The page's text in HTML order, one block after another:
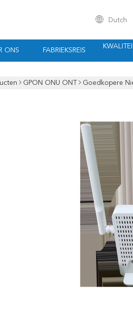
Dutch
ONS FABRIEKSREIS
GPON ONU ONT Goedkopere